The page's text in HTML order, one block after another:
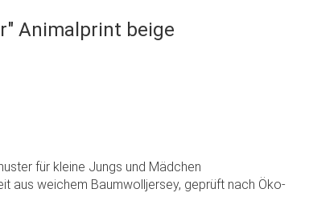
Animalprint beige
für kleine Jungs und Mädchen
aus weichem Baumwolljersey, geprüft nach Öko-